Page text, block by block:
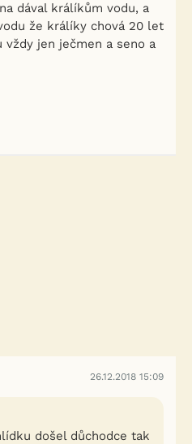
dával králíkům vodu, a
že králíky chová 20 let
vždy jen ječmen a seno a
26.12.2018 15:09
došel důchodce tak